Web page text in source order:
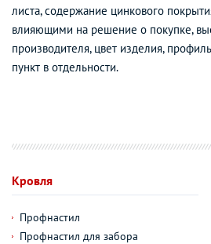
листа, содержание цинкового
влияющими на решение о покупке,
производителя, цвет изделия,
пункт в отдельности.
Кровля
Профнастил
Профнастил для забора